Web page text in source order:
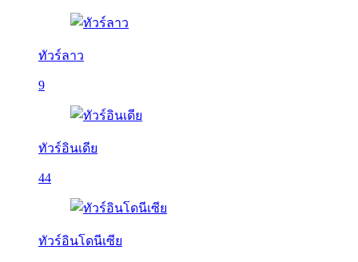
ทัวร์ลาว
9
ทัวร์อินเดีย
44
ทัวร์อินโดนีเซีย